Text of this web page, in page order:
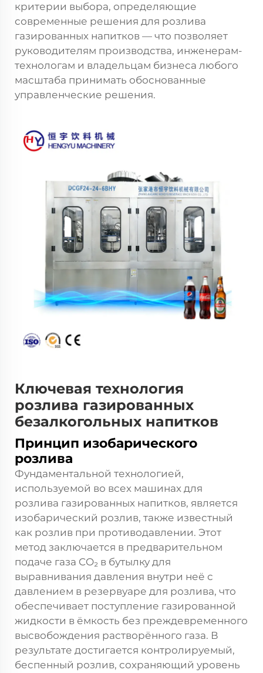
критерии выбора, определяющие
современные решения для розлива
газированных напитков — что позволяет
руководителям производства, инженерам-
технологам и владельцам бизнеса любого
масштаба принимать обоснованные
управленческие решения.
Ключевая технология
розлива газированных
безалкогольных напитков
Принцип изобарического
розлива
Фундаментальной технологией,
используемой во всех машинах для
розлива газированных напитков, является
изобарический розлив, также известный
как розлив при противодавлении. Этот
метод заключается в предварительном
подаче газа CO₂ в бутылку для
выравнивания давления внутри неё с
давлением в резервуаре для розлива, что
обеспечивает поступление газированной
жидкости в ёмкость без преждевременного
высвобождения растворённого газа. В
результате достигается контролируемый,
беспенный розлив, сохраняющий уровень